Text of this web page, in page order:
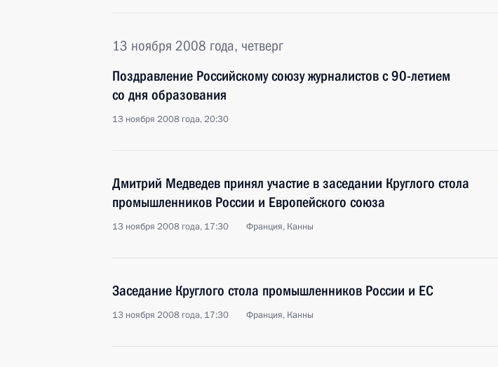
13 ноября 2008 года, четверг
Поздравление Российскому союзу журналистов с 90-летием
со дня образования
13 ноября 2008 года, 20:30
Дмитрий Медведев принял участие в заседании Круглого стола
промышленников России и Европейского союза
13 ноября 2008 года, 17:30 Франция, Канны
Заседание Круглого стола промышленников России и ЕС
13 ноября 2008 года, 17:30 Франция, Канны